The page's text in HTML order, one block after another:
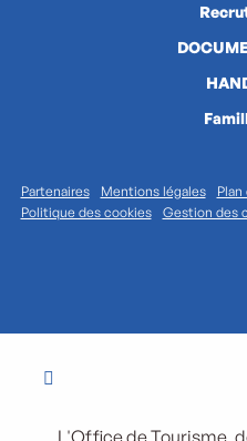
Partenaires Mentions légales
Politique des cookies
Gestion des
L'Office de Tourisme,